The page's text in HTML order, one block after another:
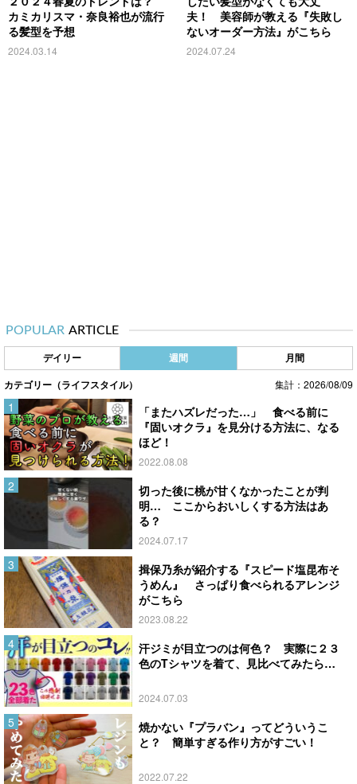
カミカリスマ・奈良裕也が流行
る髪型を予想
2024.03.14
夫！ 美容師が教える『失敗し
ないオーダー方法』がこちら
2024.07.24
POPULAR ARTICLE
デイリー 週間 月間
カテゴリー（ライフスタイル） 集計：2026/08/09
「またハズレだった…」 食べる前に
『固いオクラ』を見分ける方法に、なる
ほど！
2022.08.08
切った後に桃が甘くなかったことが判
明… ここからおいしくする方法はあ
る？
2024.07.17
揖保乃糸が紹介する『スピード塩昆布そ
うめん』 さっぱり食べられるアレンジ
がこちら
2023.08.22
汗ジミが目立つのは何色？ 実際に２３
色のTシャツを着て、見比べてみたら…
2024.07.03
焼かない『プラバン』ってどういうこ
と？ 簡単すぎる作り方がすごい！
2022.07.22